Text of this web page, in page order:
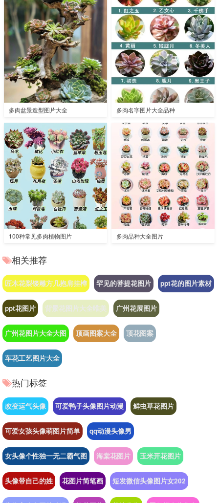
多肉盆景造型图片大全 多肉名字图片大全品种
100种常见多肉植物图片 多肉品种大全图片
相关推荐
匠木花梨镂雕方几抱肩挂榫 罕见的菩提花图片 ppt花的图片素材
ppt花图片 背景花图片大全唯美 广州花展图片
广州花图片大全大图 顶画图案大全 顶花图案
车花工艺图片大全
热门标签
改变运气头像 可爱鸭子头像图片动漫 鲜虫草花图片
可爱女孩头像萌图片简单 qq动漫头像男
女头像个性独一无二霸气图 海棠花图片 玉米开花图片
头像带自己的姓 花图片简笔画 短发微信头像图片女202